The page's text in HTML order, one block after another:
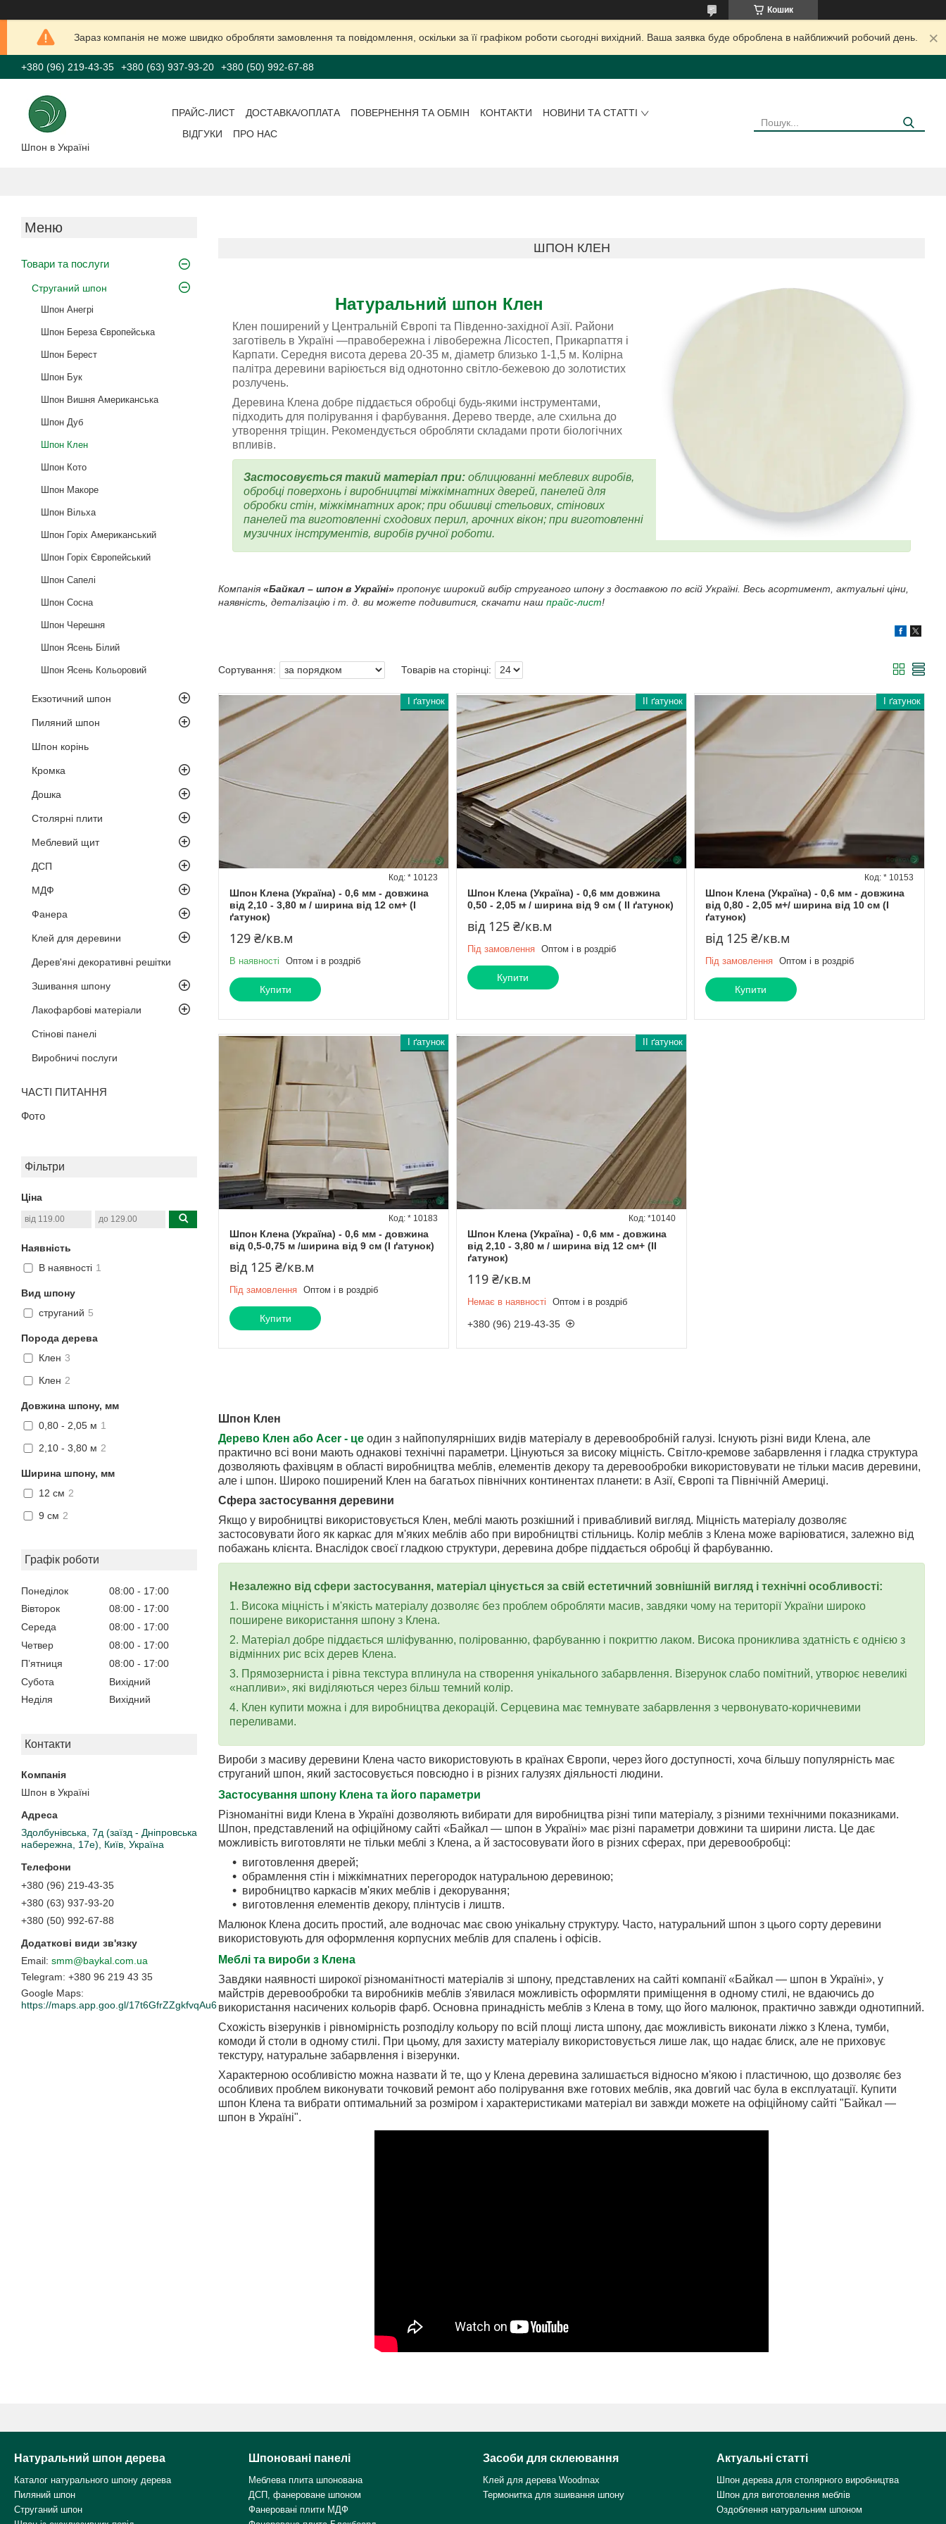
Кошик
Зараз компанія не може швидко обробляти замовлення та повідомлення, оскільки за її графіком роботи сьогодні вихідний. Ваша заявка буде оброблена в найближчий робочий день.
+380 (96) 219-43-35 +380 (63) 937-93-20 +380 (50) 992-67-88
Шпон в Україні
ПРАЙС-ЛИСТ ДОСТАВКА/ОПЛАТА ПОВЕРНЕННЯ ТА ОБМІН КОНТАКТИ
НОВИНИ ТА СТАТТІ
ВІДГУКИ
ПРО НАС
Товари та послуги
Струганий шпон
Шпон Анегрі
Шпон Береза Європейська
Шпон Берест
Шпон Бук
Шпон Вишня Американська
Шпон Дуб
Шпон Клен
Шпон Кото
Шпон Макоре
Шпон Вільха
Шпон Горіх Американський
Шпон Горіх Європейський
Шпон Сапелі
Шпон Сосна
Шпон Черешня
Шпон Ясень Білий
Шпон Ясень Кольоровий
Екзотичний шпон
Пиляний шпон
Шпон корінь
Кромка
Дошка
Столярні плити
Меблевий щит
ДСП
МДФ
Фанера
Клей для деревини
Дерев'яні декоративні решітки
Зшивання шпону
Лакофарбові матеріали
Стінові панелі
Виробничі послуги
ЧАСТІ ПИТАННЯ
Фото
Фільтри
Ціна
Наявність
В наявності 1
Вид шпону
струганий 5
Порода дерева
Клен 3
Клен 2
Довжина шпону, мм
0,80 - 2,05 м 1
2,10 - 3,80 м 2
Ширина шпону, мм
12 см 2
9 см 2
Графік роботи
Понеділок 08:00
17:00
Вівторок
08:00
17:00
Середа
08:00
17:00
Четвер
08:00
17:00
Пʼятниця
08:00
17:00
Субота
Вихідний
Неділя
Вихідний
Контакти
Шпон в Україні
Здолбунівська, 7д (заїзд - Дніпровська
набережна, 17е), Київ, Україна
+380 (96) 219-43-35
+380 (63) 937-93-20
+380 (50) 992-67-88
smm@baykal.com.ua
+380 96 219 43 35
Google Maps
https://maps.app.goo.gl/17t6GfrZZgkfvqAu6
ШПОН КЛЕН
Натуральний шпон Клен
Клен поширений у Центральній Європі та Південно-західної Азії. Райони
заготівель в Україні —правобережна і лівобережна Лісостеп, Прикарпаття і
Карпати. Середня висота дерева 20-35 м, діаметр близько 1-1,5 м. Колірна
палітра деревини варіюється від однотонно світло-бежевою до золотистих
розлучень.
Деревина Клена добре піддається обробці будь-якими інструментами,
підходить для полірування і фарбування. Дерево тверде, але схильна до
утворення тріщин. Рекомендується обробляти складами проти біологічних
впливів.
Застосовується такий матеріал при: облицюванні меблевих виробів,
обробці поверхонь і виробництві міжкімнатних дверей, панелей для
обробки стін, міжкімнатних арок; при обшивці стельових, стінових
панелей та виготовленні сходових перил, арочних вікон; при виготовленні
музичних інструментів, виробів ручної роботи.
Компанія «Байкал – шпон в Україні» пропонує широкий вибір струганого шпону з доставкою по всій Україні. Весь асортимент, актуальні ціни,
наявність, деталізацію і т. д. ви можете подивитися, скачати наш прайс-лист!
I ґатунок
Шпон Клена (Україна) - 0,6 мм - довжина
від 2,10 - 3,80 м / ширина від 12 см+ (I
ґатунок)
* 10123
129 ₴/кв.м
В наявності Оптом і в роздріб
Купити
II ґатунок
Шпон Клена (Україна) - 0,6 мм довжина
0,50 - 2,05 м / ширина від 9 см ( II ґатунок)
від 125 ₴/кв.м
Під замовлення Оптом і в роздріб
Купити
I ґатунок
Шпон Клена (Україна) - 0,6 мм - довжина
від 0,80 - 2,05 м+/ ширина від 10 см (I
ґатунок)
* 10153
від 125 ₴/кв.м
Під замовлення Оптом і в роздріб
Купити
I ґатунок
Шпон Клена (Україна) - 0,6 мм - довжина
від 0,5-0,75 м /ширина від 9 см (I ґатунок)
* 10183
від 125 ₴/кв.м
Під замовлення Оптом і в роздріб
Купити
ІІ ґатунок
Шпон Клена (Україна) - 0,6 мм - довжина
від 2,10 - 3,80 м / ширина від 12 см+ (ІІ
ґатунок)
*10140
119 ₴/кв.м
Немає в наявності Оптом і в роздріб
+380 (96) 219-43-35
Шпон Клен
Дерево Клен або Acer - це один з найпопулярніших видів матеріалу в деревообробній галузі. Існують різні види Клена, але
практично всі вони мають однакові технічні параметри. Цінуються за високу міцність. Світло-кремове забарвлення і гладка структура
дозволяють фахівцям в області виробництва меблів, елементів декору та деревообробки використовувати не тільки масив деревини,
але і шпон. Широко поширений Клен на багатьох північних континентах планети: в Азії, Європі та Північній Америці.
Сфера застосування деревини
Якщо у виробництві використовується Клен, меблі мають розкішний і привабливий вигляд. Міцність матеріалу дозволяє
застосовувати його як каркас для м'яких меблів або при виробництві стільниць. Колір меблів з Клена може варіюватися, залежно від
побажань клієнта. Внаслідок своєї гладкою структури, деревина добре піддається обробці й фарбуванню.
Незалежно від сфери застосування, матеріал цінується за свій естетичний зовнішній вигляд і технічні особливості:
1. Висока міцність і м'якість матеріалу дозволяє без проблем обробляти масив, завдяки чому на території України широко
поширене використання шпону з Клена.
2. Матеріал добре піддається шліфуванню, полірованню, фарбуванню і покриттю лаком. Висока прониклива здатність є однією з
відмінних рис всіх дерев Клена.
3. Прямозерниста і рівна текстура вплинула на створення унікального забарвлення. Візерунок слабо помітний, утворює невеликі
«напливи», які виділяються через більш темний колір.
4. Клен купити можна і для виробництва декорацій. Серцевина має темнувате забарвлення з червонувато-коричневими
переливами.
Вироби з масиву деревини Клена часто використовують в країнах Європи, через його доступності, хоча більшу популярність має
струганий шпон, який застосовується повсюдно і в різних галузях діяльності людини.
Застосування шпону Клена та його параметри
Різноманітні види Клена в Україні дозволяють вибирати для виробництва різні типи матеріалу, з різними технічними показниками.
Шпон, представлений на офіційному сайті «Байкал — шпон в Україні» має різні параметри довжини та ширини листа. Це дає
можливість виготовляти не тільки меблі з Клена, а й застосовувати його в різних сферах, при деревообробці:
виготовлення дверей;
обрамлення стін і міжкімнатних перегородок натуральною деревиною;
виробництво каркасів м'яких меблів і декорування;
виготовлення елементів декору, плінтусів і лиштв.
Малюнок Клена досить простий, але водночас має свою унікальну структуру. Часто, натуральний шпон з цього сорту деревини
використовують для оформлення корпусних меблів для спалень і офісів.
Меблі та вироби з Клена
Завдяки наявності широкої різноманітності матеріалів зі шпону, представлених на сайті компанії «Байкал — шпон в Україні», у
майстрів деревообробки та виробників меблів з'явилася можливість оформляти приміщення в одному стилі, не вдаючись до
використання насичених кольорів фарб. Основна принадність меблів з Клена в тому, що його малюнок, практично завжди однотипний.
Схожість візерунків і рівномірність розподілу кольору по всій площі листа шпону, дає можливість виконати ліжко з Клена, тумби,
комоди й столи в одному стилі. При цьому, для захисту матеріалу використовується лише лак, що надає блиск, але не приховує
текстуру, натуральне забарвлення і візерунки.
Характерною особливістю можна назвати й те, що у Клена деревина залишається відносно м'якою і пластичною, що дозволяє без
особливих проблем виконувати точковий ремонт або полірування вже готових меблів, яка довгий час була в експлуатації. Купити
шпон Клена та вибрати оптимальний за розміром і характеристиками матеріал ви завжди можете на офіційному сайті "Байкал —
шпон в Україні".
Натуральний шпон дерева
Каталог натурального шпону дерева
Пиляний шпон
Струганий шпон
Шпоновані панелі
Меблева плита шпонована
ДСП, фанероване шпоном
Фанеровані плити МДФ
Засоби для склеювання
Клей для дерева Woodmax
Термонитка для зшивання шпону
Актуальні статті
Шпон дерева для столярного виробництва
Шпон для виготовлення меблів
Оздоблення натуральним шпоном